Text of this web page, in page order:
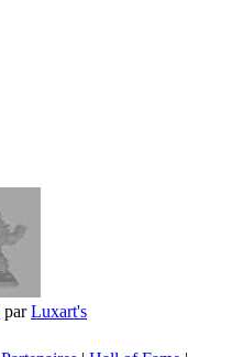
parLuxart's